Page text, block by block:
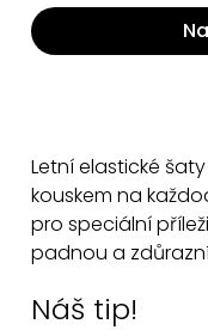
Letní elastické
kouskem na
pro speciální
padnou a zdůrazní
Náš tip!